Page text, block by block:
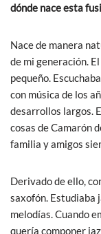
dónde nace esta
Nace de manera
de mi generación.
pequeño.
con música de los
desarrollos largos.
cosas de Camarón
familia y amigos
Derivado de ello,
saxofón. Estudiaba
melodías. Cuando
quería componer